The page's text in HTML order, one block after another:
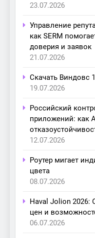
23.07.2026
Управление
как SERM
доверия и заявок
21.07.2026
Скачать Виндовс
19.07.2026
Российский
приложений: как
12.07.2026
Роутер мигает
цвета
08.07.2026
Haval Jolion 2026:
цен и
06.07.2026